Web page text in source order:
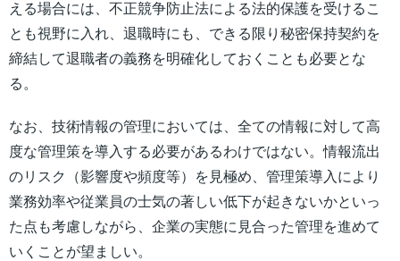
える場合には、不正競争防止法による法的保護を受けるこ
とも視野に入れ、退職時にも、できる限り秘密保持契約を
締結して退職者の義務を明確化しておくことも必要とな
る。
なお、技術情報の管理においては、全ての情報に対して高
度な管理策を導入する必要があるわけではない。情報流出
のリスク（影響度や頻度等）を見極め、管理策導入により
業務効率や従業員の士気の著しい低下が起きないかといっ
た点も考慮しながら、企業の実態に見合った管理を進めて
いくことが望ましい。